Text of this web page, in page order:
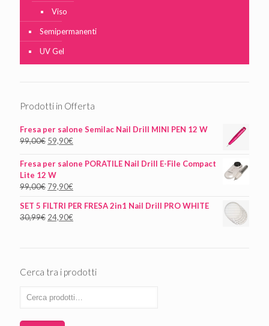
Viso
Semipermanenti
UV Gel
Prodotti in Offerta
Fresa per salone Semilac Nail Drill MINI PEN 12 W
99,00€ 59,90€
Fresa per salone PORATILE Nail Drill E-File Compact
Lite 12 W
99,00€ 79,90€
SET 5 FILTRI PER FRESA 2in1 Nail Drill PRO WHITE
30,99€ 24,90€
Cerca tra i prodotti